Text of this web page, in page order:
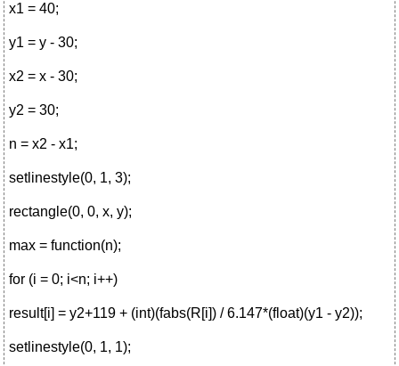
x1 = 40;
y1 = y - 30;
x2 = x - 30;
y2 = 30;
n = x2 - x1;
setlinestyle(0, 1, 3);
rectangle(0, 0, x, y);
max = function(n);
for (i = 0; i<n; i++)
result[i] = y2+119 + (int)(fabs(R[i]) / 6.147*(float)(y1 - y2));
setlinestyle(0, 1, 1);